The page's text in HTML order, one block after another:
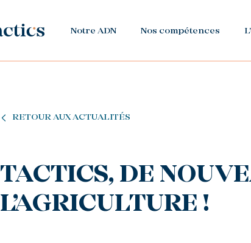
Notre ADN Nos compétences
RETOUR AUX ACTUALITÉS
TACTICS, DE
L’AGRICULTURE !